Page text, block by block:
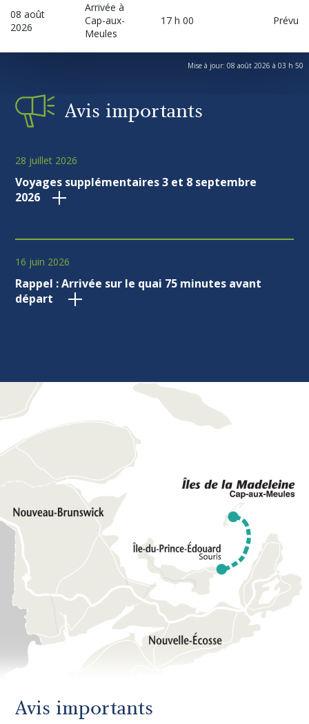
Nous joindre
08 août
2026
Arrivée à
Cap-aux-
Meules
17 h 00 Prévu
Mise à jour: 08 août 2026 à 03 h 50
Avis importants
28 juillet 2026
Voyages supplémentaires 3 et 8 septembre
2026
16 juin 2026
Rappel : Arrivée sur le quai 75 minutes avant
départ
Avis importants